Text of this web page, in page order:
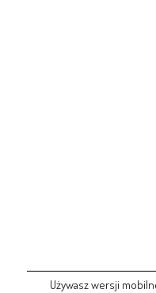
Używasz wersji